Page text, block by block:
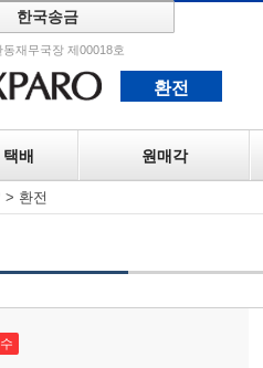
한국송금
재무국장 제00018호
환전
배 원매각
> 환전